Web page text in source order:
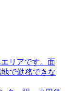
リアです。面
で勤務できな